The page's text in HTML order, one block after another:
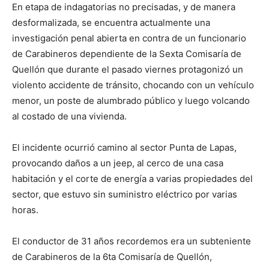
En etapa de indagatorias no precisadas, y de manera
desformalizada, se encuentra actualmente una
investigación penal abierta en contra de un funcionario
de Carabineros dependiente de la Sexta Comisaría de
Quellón que durante el pasado viernes protagonizó un
violento accidente de tránsito, chocando con un vehículo
menor, un poste de alumbrado público y luego volcando
al costado de una vivienda.
El incidente ocurrió camino al sector Punta de Lapas,
provocando daños a un jeep, al cerco de una casa
habitación y el corte de energía a varias propiedades del
sector, que estuvo sin suministro eléctrico por varias
horas.
El conductor de 31 años recordemos era un subteniente
de Carabineros de la 6ta Comisaría de Quellón,